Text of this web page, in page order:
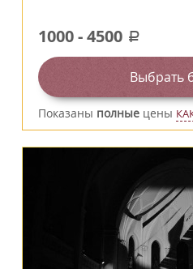
1000-4500 a
Выбрать
Показаны полные цены